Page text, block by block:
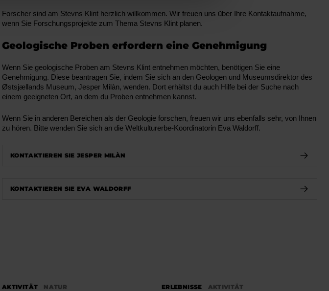
Forscher sind am Stevns Klint herzlich willkommen. Wir freuen uns über Ihre Kontaktaufnahme,
wenn Sie Forschungsprojekte zum Thema Stevns Klint planen.
Geologische Proben erfordern eine Genehmigung
Wenn Sie geologische Proben am Stevns Klint entnehmen möchten, benötigen Sie eine
Genehmigung. Diese beantragen Sie, indem Sie sich an den Geologen und Museumsdirektor des
Østsjællands Museum, Jesper Milàn, wenden. Dort erhältst du auch Hilfe bei der Suche nach
einem geeigneten Ort, an dem du Proben entnehmen kannst.
Wenn Sie in anderen Bereichen als der Geologie forschen, freuen wir uns ebenfalls sehr, von Ihnen
zu hören. Bitte wenden Sie sich an die Weltkulturerbe-Koordinatorin Eva Waldorff.
KONTAKTIEREN SIE JESPER MILÀN
KONTAKTIEREN SIE EVA WALDORFF
AKTIVITÄT NATUR ERLEBNISSE AKTIVITÄT